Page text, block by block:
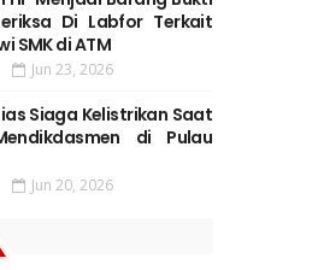
Di Labfor Terkait
SMK di ATM
Jun 23, 2026
Siaga Kelistrikan Saat
di Pulau
Jun 20, 2026